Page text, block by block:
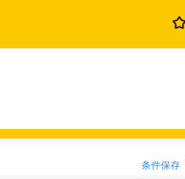
条件保存